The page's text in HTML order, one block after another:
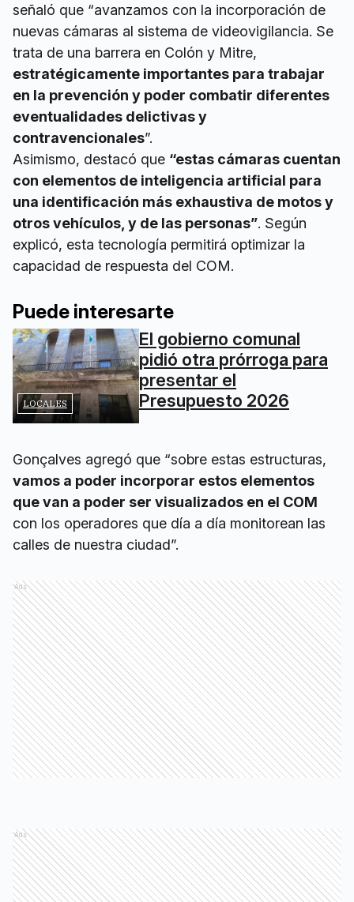
señaló que “avanzamos con la incorporación de
nuevas cámaras al sistema de videovigilancia. Se
trata de una barrera en Colón y Mitre,
estratégicamente importantes para trabajar
en la prevención y poder combatir diferentes
eventualidades delictivas y
contravencionales”.
Asimismo, destacó que “estas cámaras cuentan
con elementos de inteligencia artificial para
una identificación más exhaustiva de motos y
otros vehículos, y de las personas”. Según
explicó, esta tecnología permitirá optimizar la
capacidad de respuesta del COM.
Puede interesarte
LOCALES
El gobierno comunal
pidió otra prórroga para
presentar el
Presupuesto 2026
Gonçalves agregó que “sobre estas estructuras,
vamos a poder incorporar estos elementos
que van a poder ser visualizados en el COM
con los operadores que día a día monitorean las
calles de nuestra ciudad”.
Ads
Ads